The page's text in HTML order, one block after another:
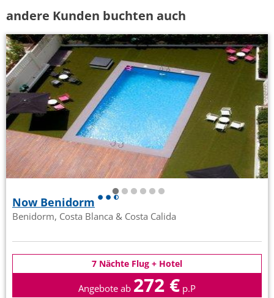
andere Kunden buchten auch
Now Benidorm
Benidorm, Costa Blanca & Costa Calida
7 Nächte Flug + Hotel
Angebote ab 272 € p.P